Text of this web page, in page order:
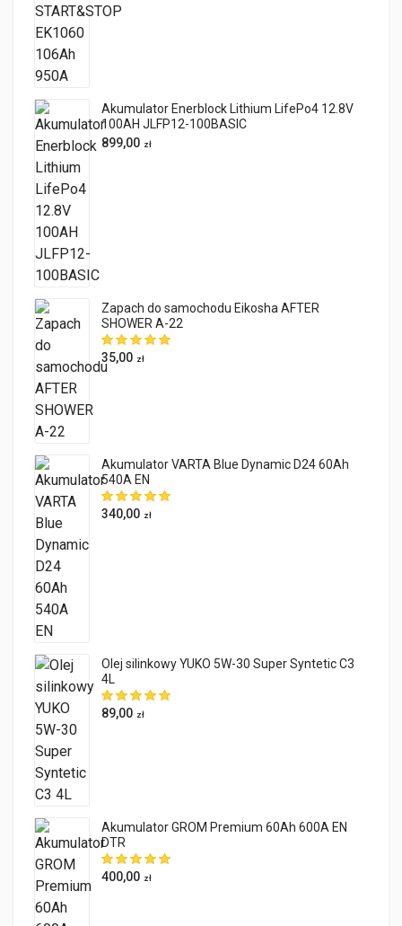
Akumulator Enerblock Lithium LifePo4 12.8V
100AH JLFP12-100BASIC
899,00 zł
Zapach do samochodu Eikosha AFTER
SHOWER A-22
35,00 zł
Akumulator VARTA Blue Dynamic D24 60Ah
540A EN
340,00 zł
Olej silinkowy YUKO 5W-30 Super Syntetic C3
4L
89,00 zł
Akumulator GROM Premium 60Ah 600A EN
DTR
400,00 zł